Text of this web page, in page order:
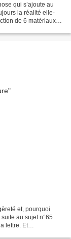
qui s’ajoute au
la réalité elle-
de 6 matériaux
et, pourquoi
au sujet n°65
lettre. Et